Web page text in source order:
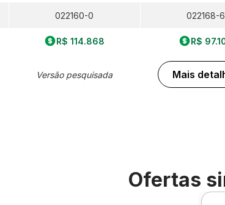
022160-0
R$ 114.868
Versão pesquisada
022168-6
R$
Mais
Ofertas